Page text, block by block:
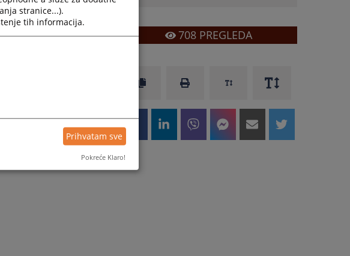
708PREGLEDA
stranice...).
tih informacija.
Prihvatam sve
Pokreće Klaro!